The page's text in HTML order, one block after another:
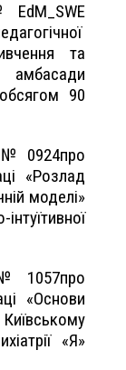
EdM_SWE
та
амбасади
90
№ 0924про
«Розлад
моделі»
1057про
«Основи
«Я»